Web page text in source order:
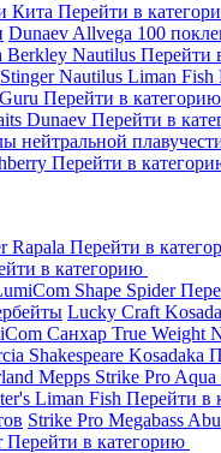
Кита Перейти в
Dunaev Allvega 100
Berkley Nautilus Перейти
StingerNautilus Liman Fish
Guru Перейти в категорию
Dunaev Перейти в
нейтральной
Перейти в
Rapala Перейти в
в категорию
Shape Spider
Lucky Craft
Санхар True Weight
Shakespeare Kosadaka
Mepps Strike Pro Aqua
Liman Fish Перейти в
Strike Pro Megabass
Перейти в категорию